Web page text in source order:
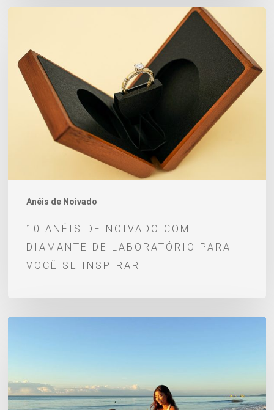
Anéis de Noivado
noivado
diamante
laboratório
você
10 ANÉIS DE NOIVADO COM
DIAMANTE DE LABORATÓRIO PARA
VOCÊ SE INSPIRAR
–
Alex